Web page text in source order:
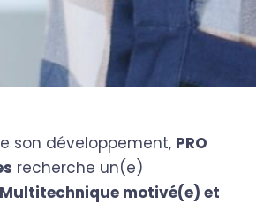
son développement, PRO
recherche un(e)
motivé(e) et